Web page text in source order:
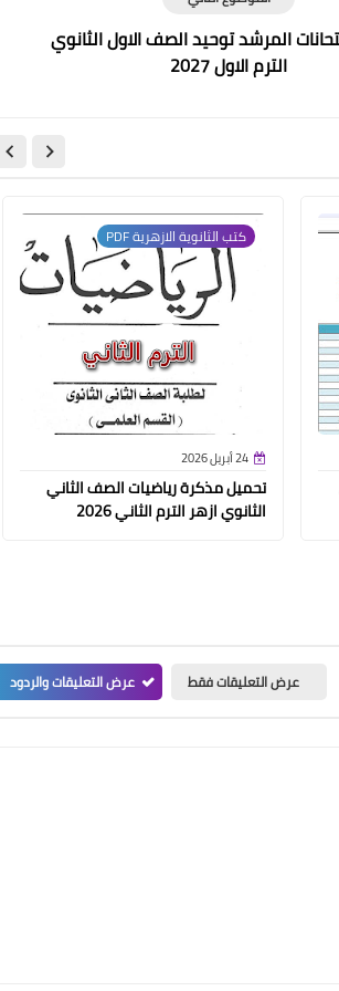
المرشد توحيد الصف الاول الثانوي
الترم الاول 2027
كتب الثانوية الازهرية PDF
24 أبريل 2026
تحميل مذكرة رياضيات الصف الثاني
الثانوي ازهر الترم الثاني 2026
عرض التعليقات فقط عرض التعليقات والردود